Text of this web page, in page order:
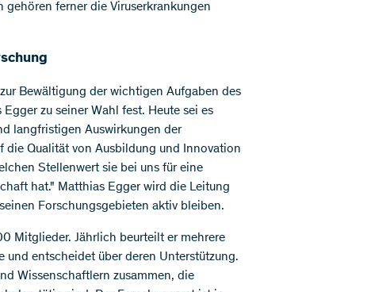
ferner die Viruserkrankungen
Bewältigung der wichtigen Aufgaben des
zu seiner Wahl fest. Heute sei es
langfristigen Auswirkungen der
die Qualität von Ausbildung und Innovation
Stellenwert sie bei uns für eine
hat." Matthias Egger wird die Leitung
Forschungsgebieten aktiv bleiben.
Mitglieder. Jährlich beurteilt er mehrere
und entscheidet über deren Unterstützung.
Wissenschaftlern zusammen, die